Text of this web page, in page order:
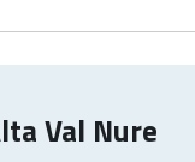
Val Nure